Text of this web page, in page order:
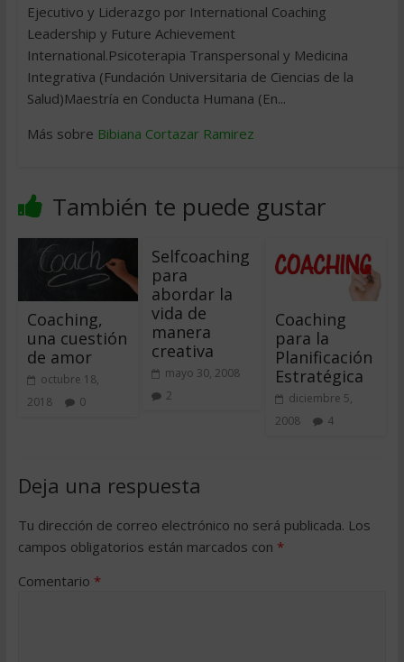
Ejecutivo y Liderazgo por International Coaching
Leadership y Future Achievement
International.Psicoterapia Transpersonal y Medicina
Integrativa (Fundación Universitaria de Ciencias de la
Salud)Maestría en Conducta Humana (En...
Más sobre Bibiana Cortazar Ramirez
También te puede gustar
Coaching,
una cuestión
de amor
octubre 18,
2018
0
Selfcoaching
para
abordar la
vida de
manera
creativa
mayo 30, 2008
2
Coaching
para la
Planificación
Estratégica
diciembre 5,
2008
4
Deja una respuesta
Tu dirección de correo electrónico no será publicada. Los
campos obligatorios están marcados con *
Comentario *